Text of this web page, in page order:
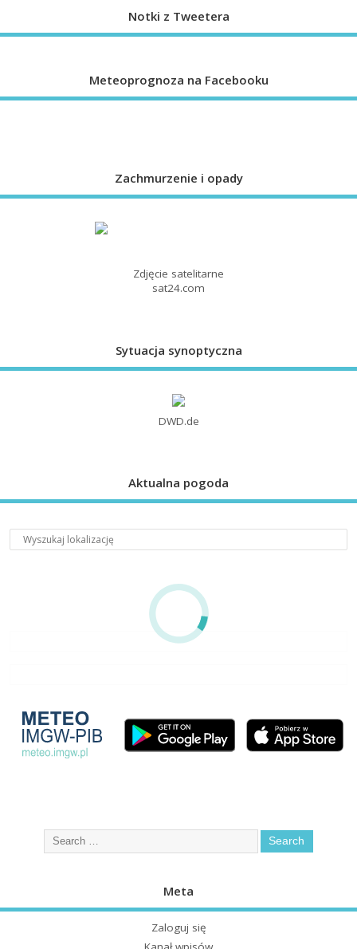
Notki z Tweetera
Meteoprognoza na Facebooku
Zachmurzenie i opady
Zdjęcie satelitarne
sat24.com
Sytuacja synoptyczna
DWD.de
Aktualna pogoda
Meta
Zaloguj się